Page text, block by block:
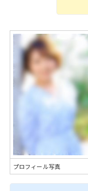
プロフィール写真